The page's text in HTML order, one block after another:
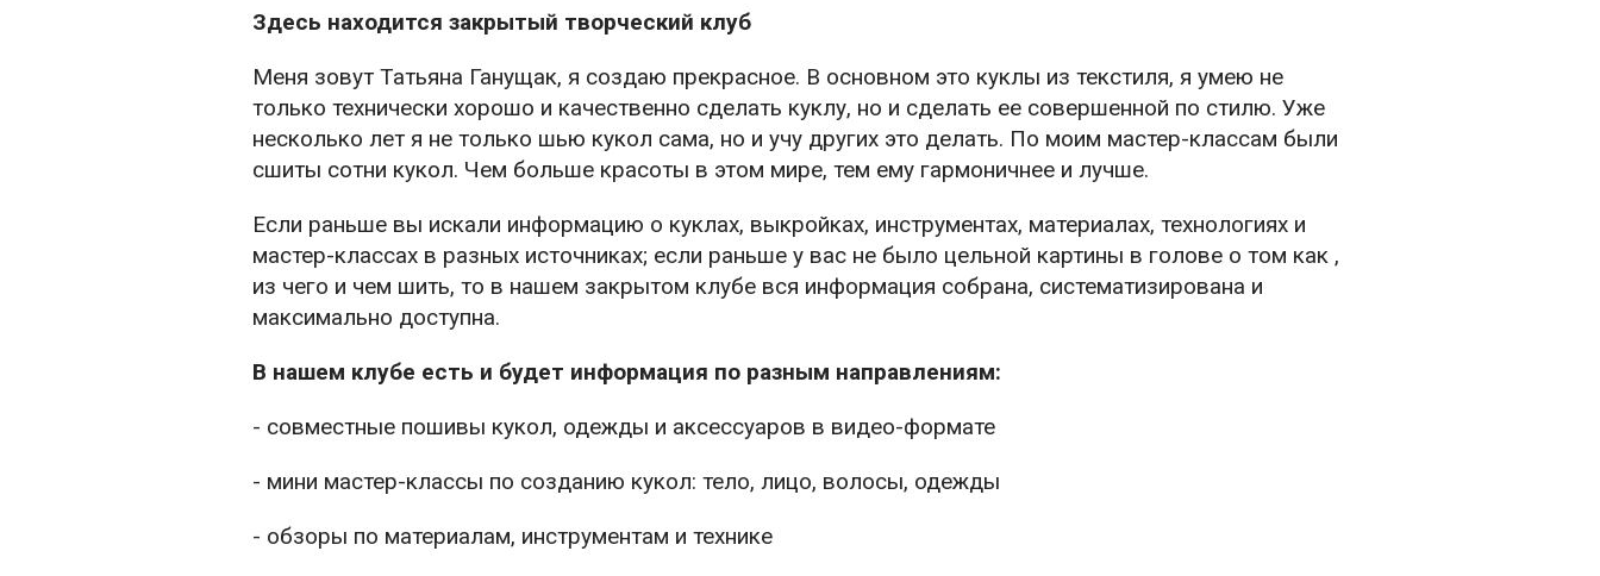
Здесь находится закрытый творческий клуб
Меня зовут Татьяна Ганущак, я создаю прекрасное. В основном это куклы из текстиля, я умею не
только технически хорошо и качественно сделать куклу, но и сделать ее совершенной по стилю. Уже
несколько лет я не только шью кукол сама, но и учу других это делать. По моим мастер-классам были
сшиты сотни кукол. Чем больше красоты в этом мире, тем ему гармоничнее и лучше.
Если раньше вы искали информацию о куклах, выкройках, инструментах, материалах, технологиях и
мастер-классах в разных источниках; если раньше у вас не было цельной картины в голове о том как ,
из чего и чем шить, то в нашем закрытом клубе вся информация собрана, систематизирована и
максимально доступна.
В нашем клубе есть и будет информация по разным направлениям:
- совместные пошивы кукол, одежды и аксессуаров в видео-формате
- мини мастер-классы по созданию кукол: тело, лицо, волосы, одежды
- обзоры по материалам, инструментам и технике